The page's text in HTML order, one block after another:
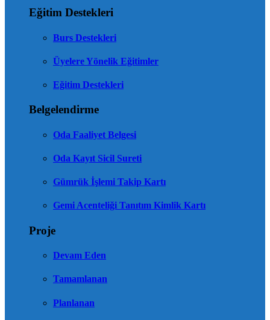
Eğitim Destekleri
Burs Destekleri
Üyelere Yönelik Eğitimler
Eğitim Destekleri
Belgelendirme
Oda Faaliyet Belgesi
Oda Kayıt Sicil Sureti
Gümrük İşlemi Takip Kartı
Gemi Acenteliği Tanıtım Kimlik Kartı
Proje
Devam Eden
Tamamlanan
Planlanan